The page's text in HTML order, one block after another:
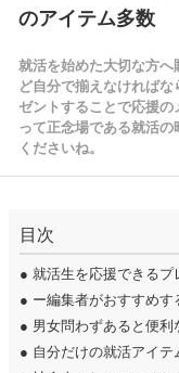
のアイテム多数
就活を始めた大切な方
ど自分で揃えなければ
ゼントすることで応援
って正念場である就活
くださいね。
目次
● 就活生を応援できる
● ー編集者がおすすめ
● 男女問わずあると便利
● 自分だけの就活アイテ